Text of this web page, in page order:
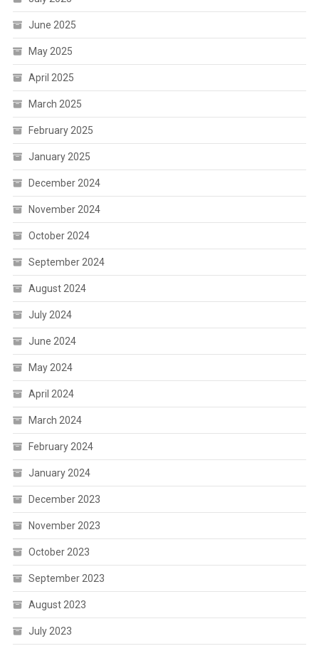
June 2025
May 2025
April 2025
March 2025
February 2025
January 2025
December 2024
November 2024
October 2024
September 2024
August 2024
July 2024
June 2024
May 2024
April 2024
March 2024
February 2024
January 2024
December 2023
November 2023
October 2023
September 2023
August 2023
July 2023